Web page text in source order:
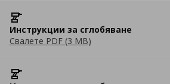
Инструкции за сглобяване
Свалете PDF (3 MB)